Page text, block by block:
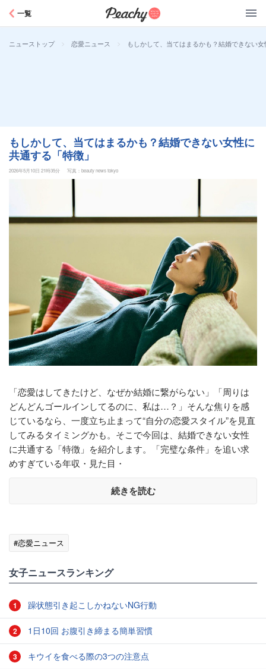
一覧
ニューストップ > 恋愛ニュース > もしかして、当てはまるかも？結婚できない
もしかして、当てはまるかも？結婚できない女性に
共通する「特徴」
2026年5月10日 21時35分 写真：beauty news tokyo
「恋愛はしてきたけど、なぜか結婚に繋がらない」「周りは
どんどんゴールインしてるのに、私は…？」そんな焦りを感
じているなら、一度立ち止まって“自分の恋愛スタイル”を見直
してみるタイミングかも。そこで今回は、結婚できない女性
に共通する「特徴」を紹介します。「完璧な条件」を追い求
めすぎている年収・見た目・
続きを読む
#恋愛ニュース
女子ニュースランキング
1 躁状態引き起こしかねないNG行動
2 1日10回 お腹引き締まる簡単習慣
3 キウイを食べる際の3つの注意点